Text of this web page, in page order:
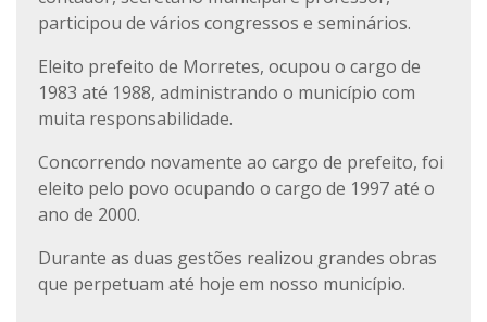
participou de vários congressos e seminários.
Eleito prefeito de Morretes, ocupou o cargo de
1983 até 1988, administrando o município com
muita responsabilidade.
Concorrendo novamente ao cargo de prefeito, foi
eleito pelo povo ocupando o cargo de 1997 até o
ano de 2000.
Durante as duas gestões realizou grandes obras
que perpetuam até hoje em nosso município.